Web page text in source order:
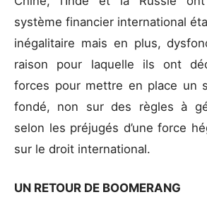
système financier international
inégalitaire mais en plus,
raison pour laquelle ils ont
forces pour mettre en place un
fondé, non sur des règles à
selon les préjugés d’une force
sur le droit international.
UN RETOUR DE BOOMERANG